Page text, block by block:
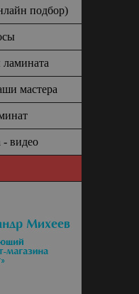
подбор)
мастера
- видео